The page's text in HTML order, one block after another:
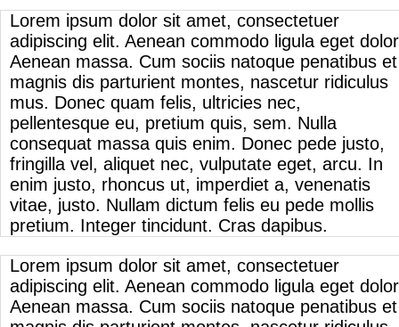
Lorem ipsum dolor sit amet, consectetuer
adipiscing elit. Aenean commodo ligula eget
Aenean massa. Cum sociis natoque penatibus et
magnis dis parturient montes, nascetur ridiculus
mus. Donec quam felis, ultricies nec,
pellentesque eu, pretium quis, sem. Nulla
consequat massa quis enim. Donec pede justo,
fringilla vel, aliquet nec, vulputate eget, arcu. In
enim justo, rhoncus ut, imperdiet a, venenatis
vitae, justo. Nullam dictum felis eu pede mollis
pretium. Integer tincidunt. Cras dapibus.
Lorem ipsum dolor sit amet, consectetuer
adipiscing elit. Aenean commodo ligula eget
Aenean massa. Cum sociis natoque penatibus et